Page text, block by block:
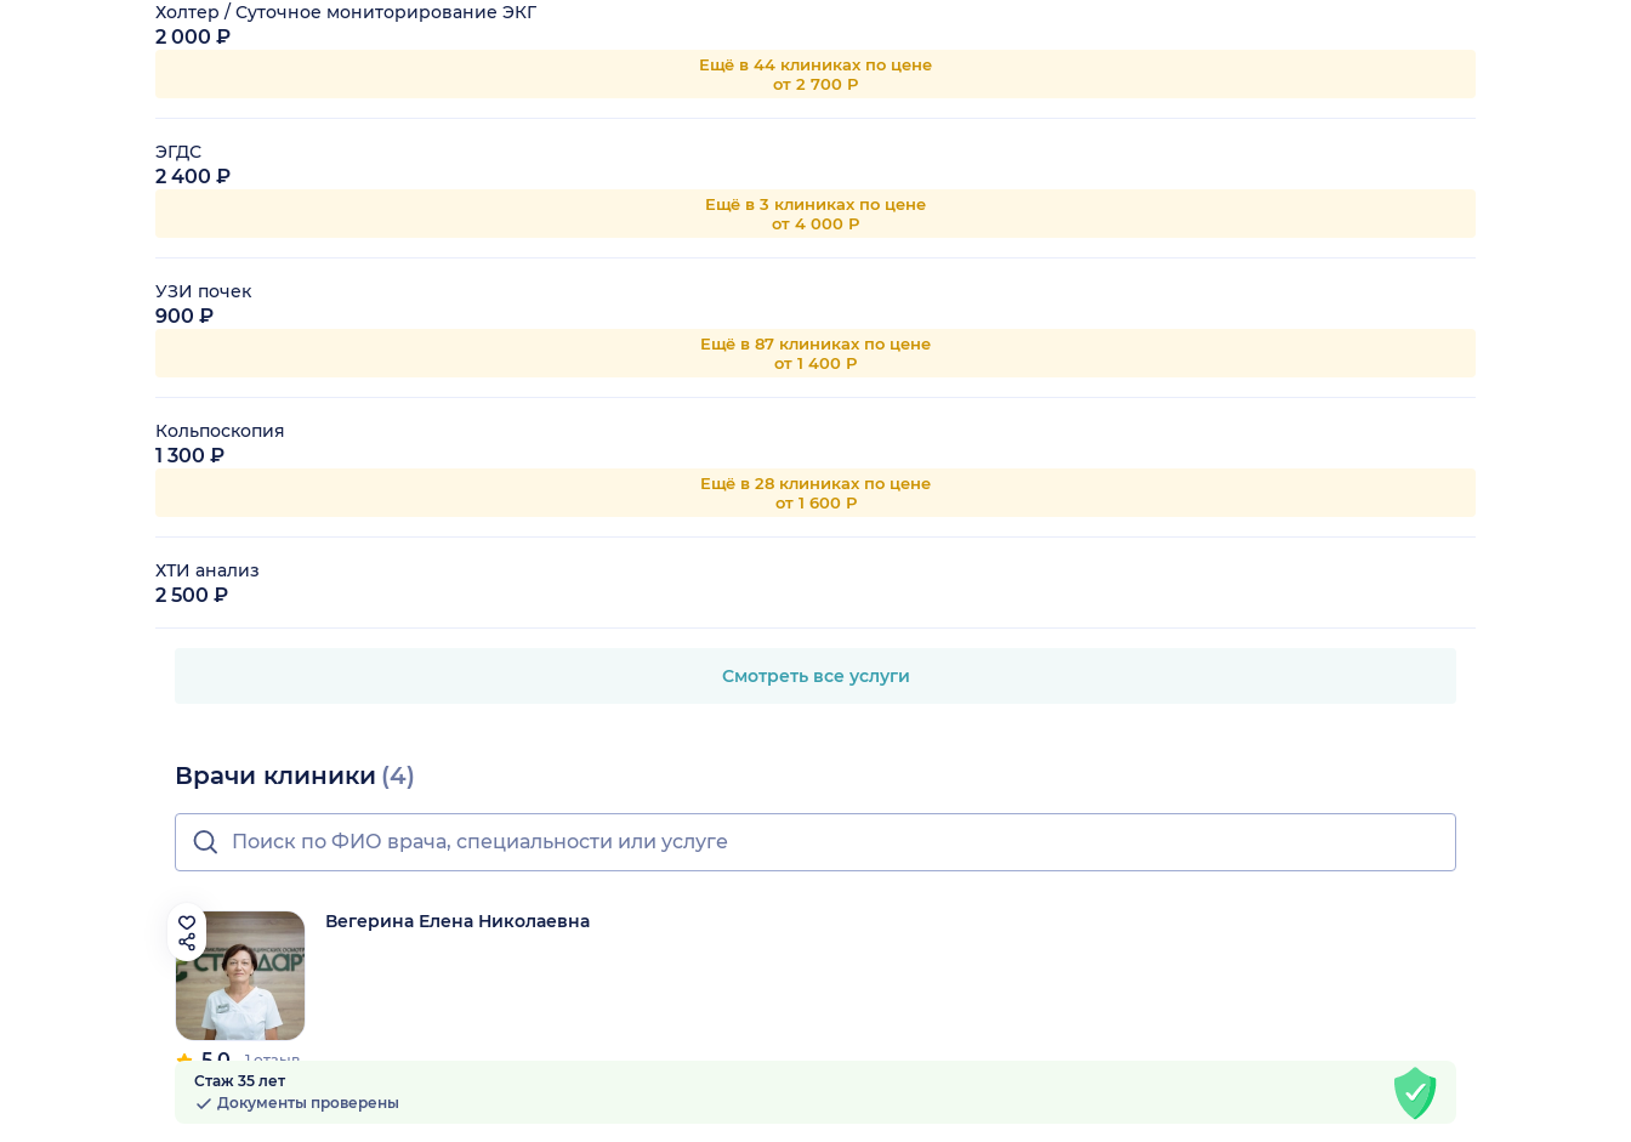
Холтер / Суточное мониторирование ЭКГ
2 000 ₽
Ещё в 44 клиниках по цене
от 2 700 Р
ЭГДС
2 400 ₽
Ещё в 3 клиниках по цене
от 4 000 Р
УЗИ почек
900 ₽
Ещё в 87 клиниках по цене
от 1 400 Р
Кольпоскопия
1 300 ₽
Ещё в 28 клиниках по цене
от 1 600 Р
ХТИ анализ
2 500 ₽
Смотреть все услуги
Врачи клиники (4)
5.0 1 отзыв
Вегерина Елена Николаевна
Стаж 35 лет
Документы проверены